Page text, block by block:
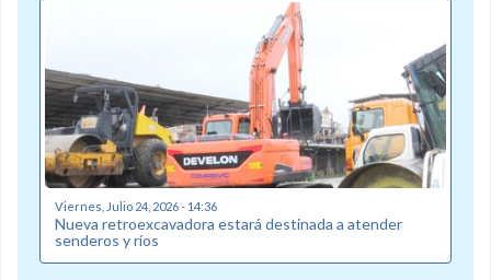
Viernes, Julio 24, 2026 - 14:36
Nueva retroexcavadora estará destinada a atender
senderos y ríos